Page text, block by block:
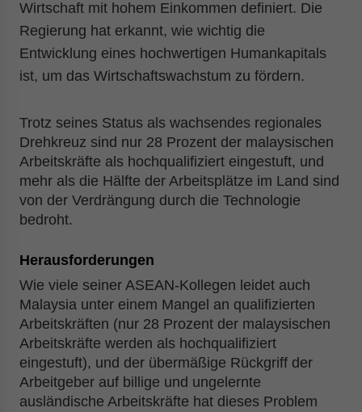
Wirtschaft mit hohem Einkommen definiert. Die
Regierung hat erkannt, wie wichtig die
Entwicklung eines hochwertigen Humankapitals
ist, um das Wirtschaftswachstum zu fördern.
Trotz seines Status als wachsendes regionales
Drehkreuz sind nur 28 Prozent der malaysischen
Arbeitskräfte als hochqualifiziert eingestuft, und
mehr als die Hälfte der Arbeitsplätze im Land sind
von der Verdrängung durch die Technologie
bedroht.
Herausforderungen
Wie viele seiner ASEAN-Kollegen leidet auch
Malaysia unter einem Mangel an qualifizierten
Arbeitskräften (nur 28 Prozent der malaysischen
Arbeitskräfte werden als hochqualifiziert
eingestuft), und der übermäßige Rückgriff der
Arbeitgeber auf billige und ungelernte
ausländische Arbeitskräfte hat dieses Problem